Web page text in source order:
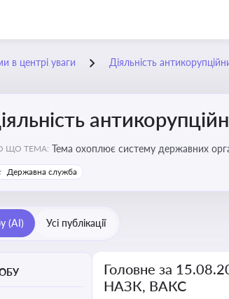
в центрі уваги Діяльність
ЩО ТЕМА: Тема охоплює систему державних
ключовим елементом забезпечення
Державна служба
(AI) Усі публікації
Головне за
НАЗК, ВАКС